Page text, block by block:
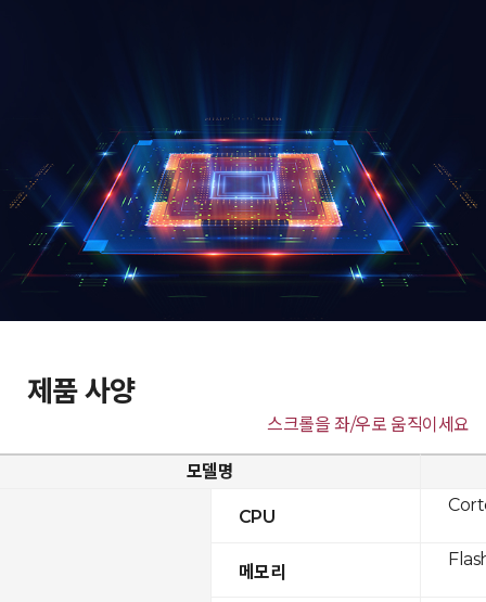
제품 사양
스크롤을 좌/우로 움직이세요
모델명
CPU
메모리